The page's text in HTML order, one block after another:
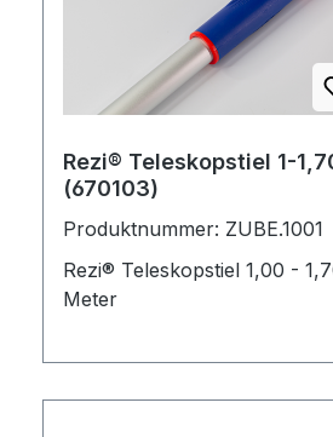
Rezi® Teleskopstiel 1-
(670103)
Produktnummer: ZUBE.1001
Rezi® Teleskopstiel 1,00 -
Meter